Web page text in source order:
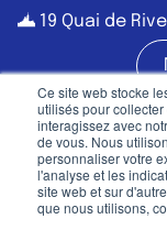
Ce site web stocke
utilisés pour
interagissez avec
de vous. Nous
personnaliser votre
l'analyse et les
site web et sur
que nous utilisons,
19 Quai de
Communication